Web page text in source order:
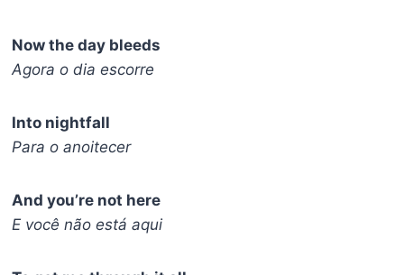
Now the day bleeds
Agora o dia escorre
Into nightfall
Para o anoitecer
And you’re not here
E você não está aqui